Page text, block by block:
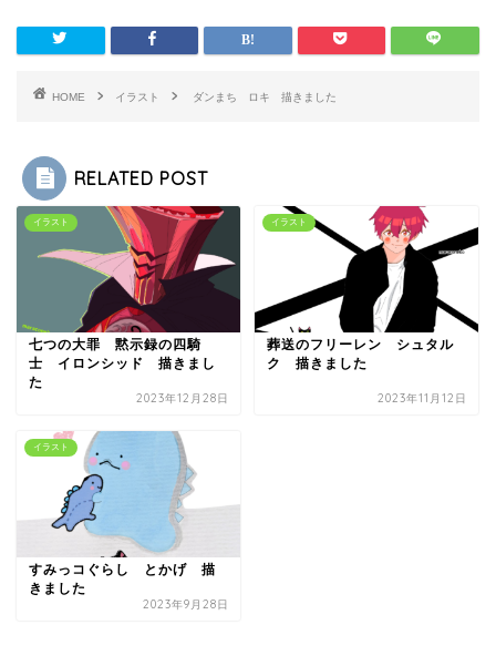
HOME イラスト ダンまち ロキ 描きました
RELATED POST
イラスト
七つの大罪 黙示録の四騎
士 イロンシッド 描きまし
た
2023年12月28日
イラスト
葬送のフリーレン シュタル
ク 描きました
2023年11月12日
イラスト
すみっコぐらし とかげ 描
きました
2023年9月28日